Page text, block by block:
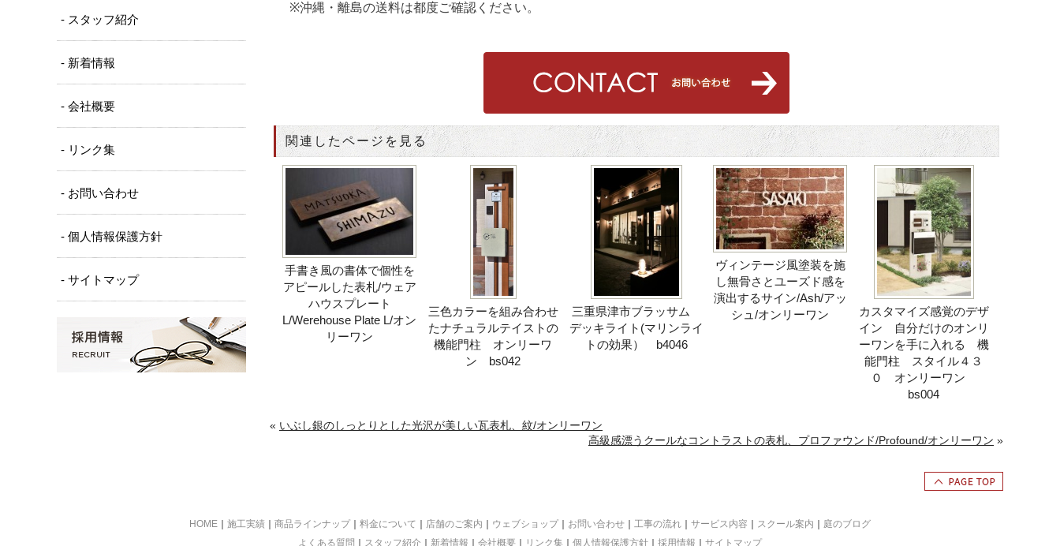
※沖縄・離島の送料は都度ご確認ください。
関連したページを見る
手書き風の書体で個性を
アピールした表札/ウェア
ハウスプレート
L/Werehouse Plate L/オン
リーワン
三色カラーを組み合わせ
たナチュラルテイストの
機能門柱 オンリーワ
ン bs042
三重県津市ブラッサム
デッキライト(マリンライ
トの効果） b4046
ヴィンテージ風塗装を施
し無骨さとユーズド感を
演出するサイン/Ash/アッ
シュ/オンリーワン
カスタマイズ感覚のデザ
イン 自分だけのオンリ
ーワンを手に入れる 機
能門柱 スタイル４３
０ オンリーワン
bs004
« いぶし銀のしっとりとした光沢が美しい瓦表札、紋/オンリーワン
高級感漂うクールなコントラストの表札、プロファウンド/Profound/オンリーワン »
- スタッフ紹介
- 新着情報
- 会社概要
- リンク集
- お問い合わせ
- 個人情報保護方針
- サイトマップ
HOME 施工実績 商品ラインナップ 料金について 店舗のご案内 ウェブショップ お問い合わせ 工事の流れ サービス内容 スクール案内
庭のブログ
よくある質問
スタッフ紹介 新着情報 会社概要 リンク集 個人情報保護方針 採用情報 サイトマップ